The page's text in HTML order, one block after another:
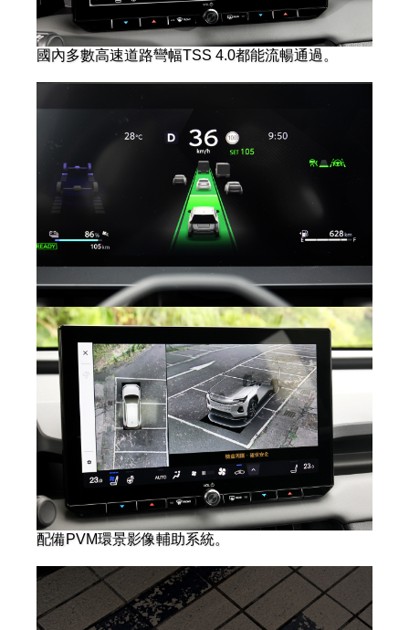
國內多數高速道路彎幅TSS 4.0都能流暢通過。
配備PVM環景影像輔助系統。